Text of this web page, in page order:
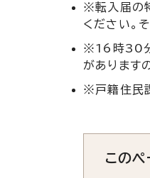
※転入届の
ください。
※16時30分
があります
※戸籍住民
この